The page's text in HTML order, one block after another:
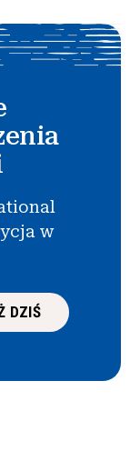
w
DZIŚ